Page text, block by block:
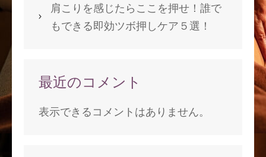
肩こりを感じたらここを押せ！誰で
もできる即効ツボ押しケア５選！
最近のコメント
表示できるコメントはありません。